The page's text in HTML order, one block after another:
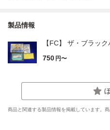
製品情報
【FC】 ザ・ブラッ
750 円〜
商品と関連する製品情報を掲載しています。